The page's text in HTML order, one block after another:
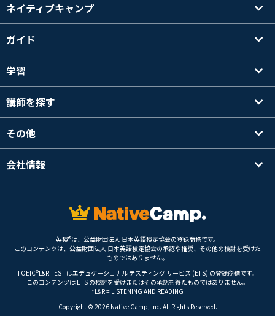
ネイティブキャンプ
ガイド
学習
講師を探す
その他
会社情報
英検®は、公益財団法人 日本英語検定協会の登録商標です。
このコンテンツは、公益財団法人 日本英語検定協会の承認や推奨、その他の検討を受けた
ものではありません。
TOEIC®L&R TEST はエデュケーショナル テスティング サービス (ETS) の登録商標です。
このコンテンツは ETS の検討を受けまたはその承認を得たものではありません。
*L&R = LISTENING AND READING
Copyright © 2026 Native Camp, Inc. All Rights Reserved.